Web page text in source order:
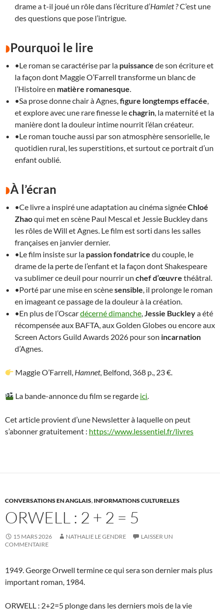
drame a t-il joué un rôle dans l’écriture d’Hamlet ?C’est une
des questions que pose l’intrigue.
Pourquoi le lire
•Le roman se caractérise par la puissance de son écriture et
la façon dont Maggie O’Farrell transforme un blanc de
l’Histoire en matière romanesque.
•Sa prose donne chair à Agnes,figure longtemps effacée,
et explore avec une rare finesse lechagrin, la maternité et la
manière dont la douleur intime nourrit l’élan créateur.
•Le roman touche aussi par son atmosphère sensorielle, le
quotidien rural, les superstitions, et surtout ce portrait d’un
enfant oublié.
À l’écran
•Ce livre a inspiré une adaptation au cinéma signéeChloé
Zhaoqui met en scène Paul Mescal et Jessie Buckley dans
les rôles de Will et Agnes. Le film est sorti dans les salles
françaises en janvier dernier.
•Le film insiste sur la passion fondatrice du couple, le
drame de la perte de l’enfant et la façon dont Shakespeare
va sublimer ce deuil pour nourrir un chef d’œuvre théâtral.
•Porté par une mise en scènesensible, il prolonge le roman
en imageant ce passage de la douleur à la création.
•En plus de l’Oscardécerné dimanche,Jessie Buckleya été
récompensée aux BAFTA, aux Golden Globes ou encore aux
Screen Actors Guild Awards 2026 pour son incarnation
d’Agnes.
Maggie O’Farrell, Hamnet, Belfond, 368 p., 23 €.
La bande-annonce du film se regarde ici.
Cet article provient d’une Newsletter à laquelle on peut
s’abonner gratuitement : https://www.lessentiel.fr/livres
CONVERSATIONS EN ANGLAIS, INFORMATIONS CULTURELLES
ORWELL : 2 + 2 = 5
15 MARS 2026 NATHALIE LE GENDRE
LAISSER UN
COMMENTAIRE
1949. George Orwell termine ce qui sera son dernier mais plus
important roman, 1984.
ORWELL : 2+2=5 plonge dans les derniers mois de la vie